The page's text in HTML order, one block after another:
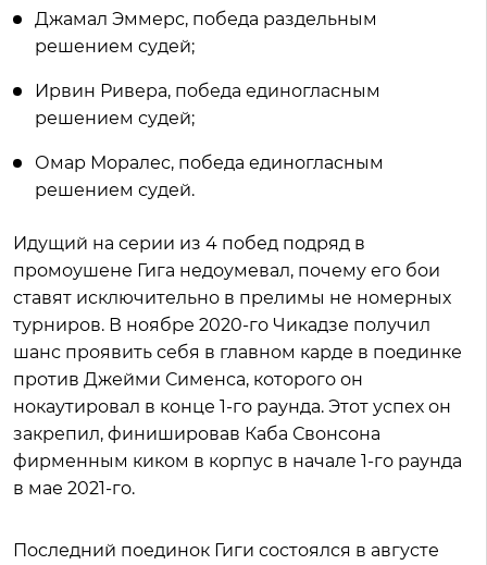
Джамал Эммерс, победа раздельным
решением судей;
Ирвин Ривера, победа единогласным
решением судей;
Омар Моралес, победа единогласным
решением судей.
Идущий на серии из 4 побед подряд в
промоушене Гига недоумевал, почему его бои
ставят исключительно в прелимы не номерных
турниров. В ноябре 2020-го Чикадзе получил
шанс проявить себя в главном карде в поединке
против Джейми Сименса, которого он
нокаутировал в конце 1-го раунда. Этот успех он
закрепил, финишировав Каба Свонсона
фирменным киком в корпус в начале 1-го раунда
в мае 2021-го.
Последний поединок Гиги состоялся в августе